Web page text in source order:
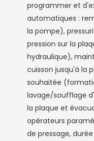
programmer et
automatiques :
la pompe),
pression sur la
hydraulique),
cuisson jusqu'à la
souhaitée
lavage/soufflage
la plaque et
opérateurs
de pressage,